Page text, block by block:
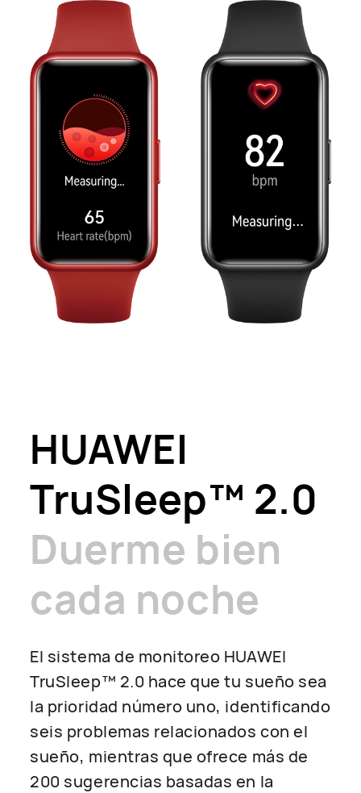
HUAWEI
TruSleep™ 2.0
Duerme bien
cada noche
El sistema de monitoreo HUAWEI
TruSleep™ 2.0 hace que tu sueño sea
la prioridad número uno, identificando
seis problemas relacionados con el
sueño, mientras que ofrece más de
200 sugerencias basadas en la